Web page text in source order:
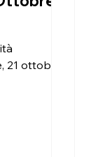
21 ottobre